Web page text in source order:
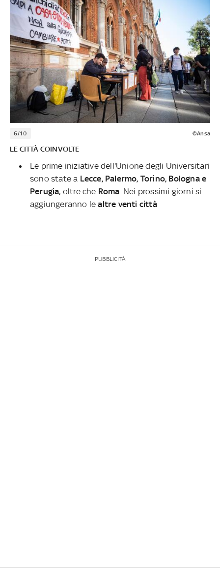
6/10 ©Ansa
LE CITTÀ COINVOLTE
Le prime iniziative dell'Unione degli Universitari
sono state a Lecce, Palermo, Torino, Bologna e
Perugia, oltre che Roma . Nei prossimi giorni si
aggiungeranno le altre venti città
PUBBLICITÀ